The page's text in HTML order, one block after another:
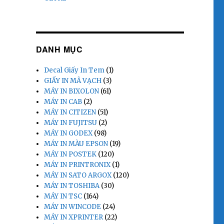
DANH MỤC
Decal Giấy In Tem (1)
GIẤY IN MÃ VẠCH (3)
MÁY IN BIXOLON (61)
MÁY IN CAB (2)
MÁY IN CITIZEN (51)
MÁY IN FUJITSU (2)
MÁY IN GODEX(98)
MÁY IN MÀU EPSON (19)
MÁY IN POSTEK (120)
MÁY IN PRINTRONIX(1)
MÁY IN SATO ARGOX(120)
MÁY IN TOSHIBA(30)
MÁY IN TSC (164)
MÁY IN WINCODE (24)
MÁY IN XPRINTER(22)